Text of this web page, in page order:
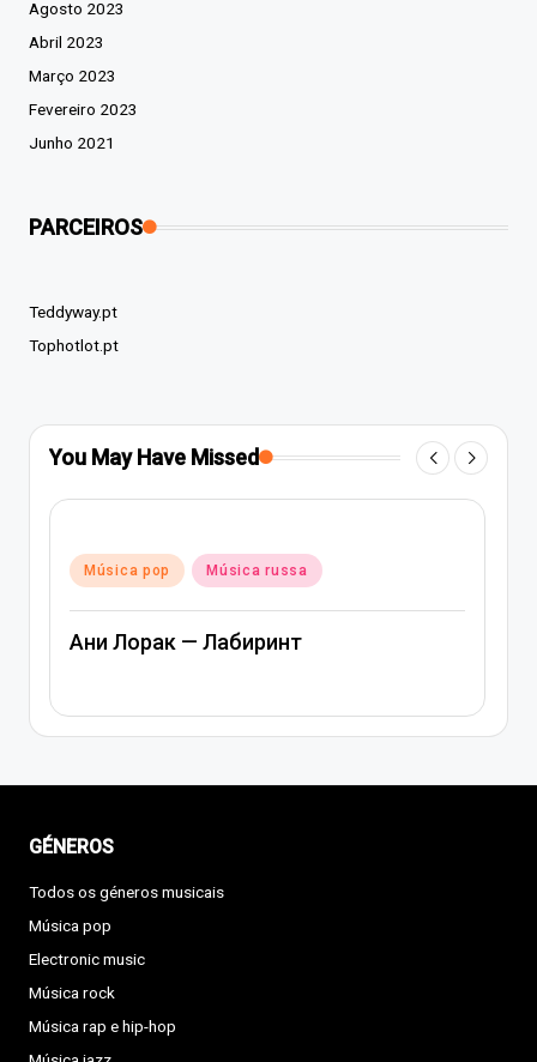
Agosto 2023
Abril 2023
Março 2023
Fevereiro 2023
Junho 2021
PARCEIROS
Teddyway.pt
Tophotlot.pt
You May Have Missed
Posted
Música pop Música russa
Ани Лорак — Лабиринт
GÉNEROS
Todos os géneros musicais
Música pop
Electronic music
Música rock
Música rap e hip-hop